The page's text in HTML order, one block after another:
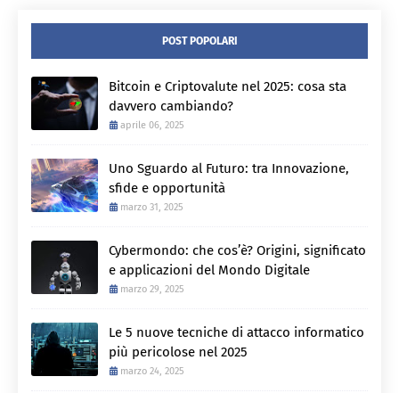
POST POPOLARI
Bitcoin e Criptovalute nel 2025: cosa sta
davvero cambiando?
aprile 06, 2025
Uno Sguardo al Futuro: tra Innovazione,
sfide e opportunità
marzo 31, 2025
Cybermondo: che cos’è? Origini, significato
e applicazioni del Mondo Digitale
marzo 29, 2025
Le 5 nuove tecniche di attacco informatico
più pericolose nel 2025
marzo 24, 2025